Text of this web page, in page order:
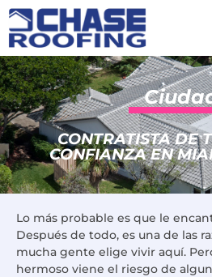
contenido
CONTRATISTA DE
CONFIANZA EN
Lo más probable es que le
Después de todo, es una de las
mucha gente elige vivir aquí.
hermoso viene el riesgo de